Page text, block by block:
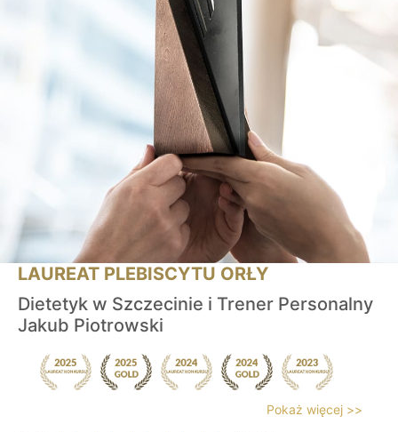
LAUREAT PLEBISCYTU ORŁY
Dietetyk w Szczecinie i Trener Personalny
Jakub Piotrowski
Pokaż więcej >>